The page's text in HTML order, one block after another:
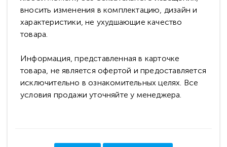
вносить изменения в комплектацию, дизайн и
характеристики, не ухудшающие качество
товара.
Информация, представленная в карточке
товара, не является офертой и предоставляется
исключительно в ознакомительных целях. Все
условия продажи уточняйте у менеджера.